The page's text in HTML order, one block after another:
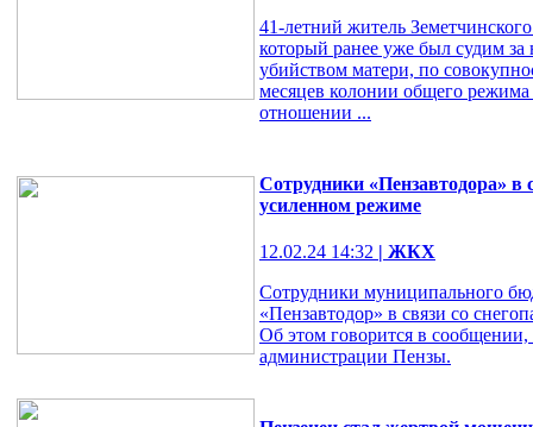
41-летний житель
который ранее уже был судим за
убийством матери, по
месяцев колонии общего
отношении ...
Сотрудники «Пензавтодора» в
усиленном режиме
12.02.24 14:32 | ЖКХ
Сотрудники муниципального
«Пензавтодор» в связи со
Об этом говорится в
администрации Пензы.